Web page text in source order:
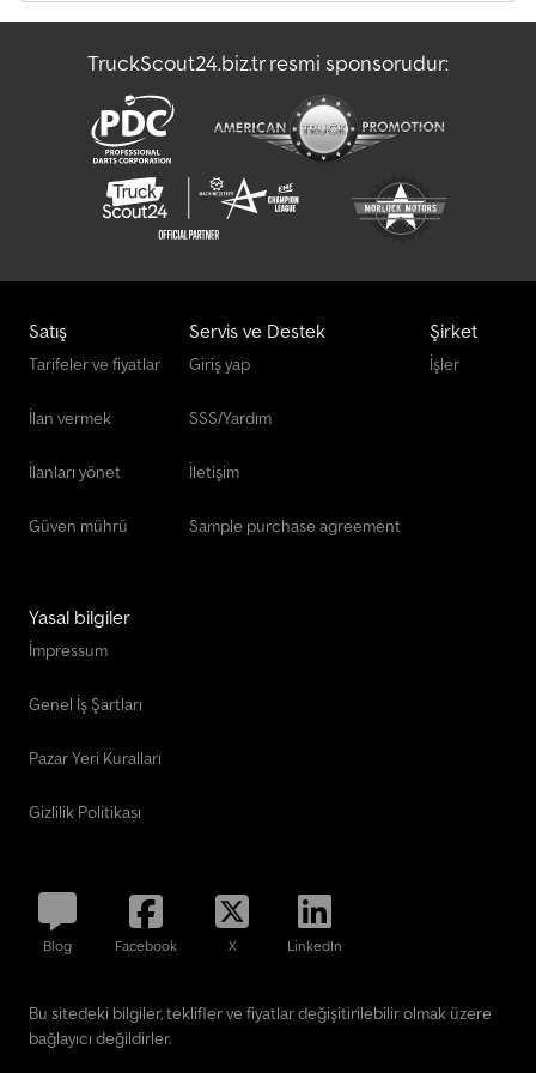
Volvo Beton Pompası
TruckScout24.biz.tr resmi sponsorudur:
Satış
Tarifeler ve fiyatlar
İlan vermek
İlanları yönet
Güven mührü
Servis ve Destek
Giriş yap
SSS/Yardım
İletişim
Sample purchase agreement
Şirket
İşler
Yasal bilgiler
İmpressum
Genel İş Şartları
Pazar Yeri Kuralları
Gizlilik Politikası
Blog Facebook X LinkedIn
Bu sitedeki bilgiler, teklifler ve fiyatlar değişitirilebilir olmak üzere
bağlayıcı değildirler.